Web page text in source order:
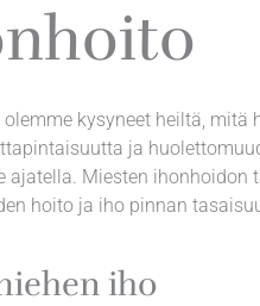
kysyneet heiltä, mitä
ja
Miesten ihonhoidon
hoito ja iho pinnan
iho